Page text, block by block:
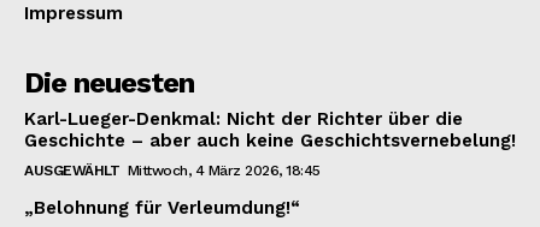
Impressum
Die neuesten
Karl-Lueger-Denkmal: Nicht der Richter über die
Geschichte – aber auch keine Geschichtsvernebelung!
AUSGEWÄHLT Mittwoch, 4 März 2026, 18:45
„Belohnung für Verleumdung!“